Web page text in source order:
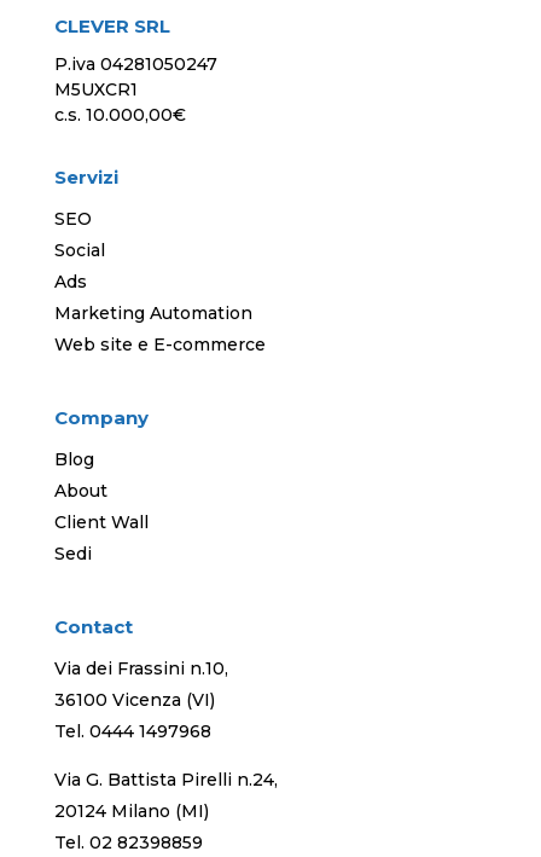
CLEVER SRL
P.iva 04281050247
M5UXCR1
c.s. 10.000,00€
Servizi
SEO
Social
Ads
Marketing Automation
Web site e E-commerce
Company
Blog
About
Client Wall
Sedi
Contact
Via dei Frassini n.10,
36100 Vicenza (VI)
Tel. 0444 1497968
Via G. Battista Pirelli n.24,
20124 Milano (MI)
Tel. 02 82398859